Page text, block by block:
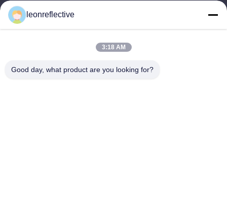
9:00-18:00
عنواننا
التكنولوجيا العالية، هيفي، أنهوي، الصين
leonreflective
3:18 AM
Good day, what product are you looking for?